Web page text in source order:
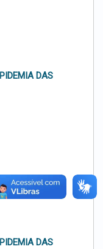
DAS
DAS